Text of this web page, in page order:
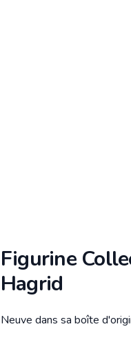
Figurine
Hagrid
Description
Neuve dans sa boîte